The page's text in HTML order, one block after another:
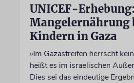
UNICEF-
Mangelernährung
Kindern in Gaza
»Im Gazastreifen herrscht
heißt es im israelischen
Dies sei das eindeutige